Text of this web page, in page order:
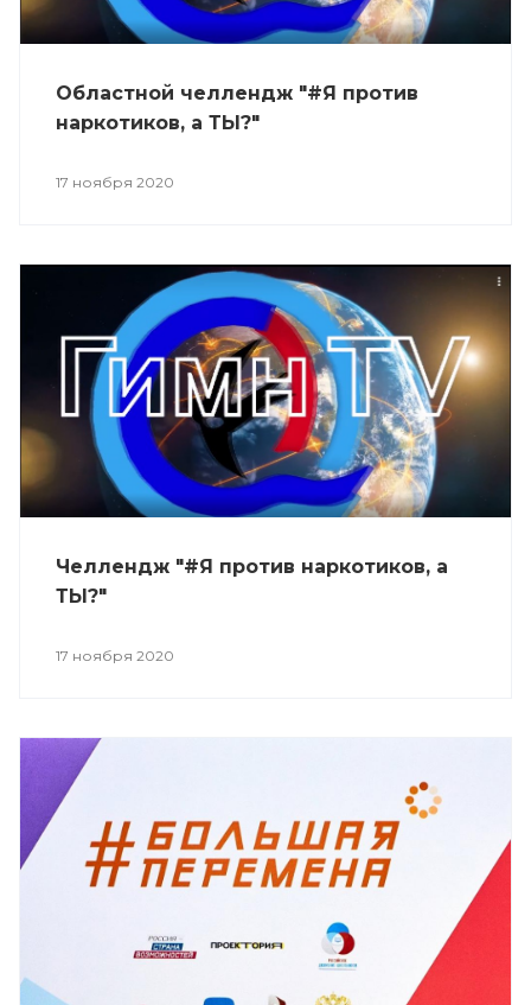
Областной челлендж "#Я против
наркотиков, а ТЫ?"
17 ноября 2020
Челлендж "#Я против наркотиков, а
ТЫ?"
17 ноября 2020